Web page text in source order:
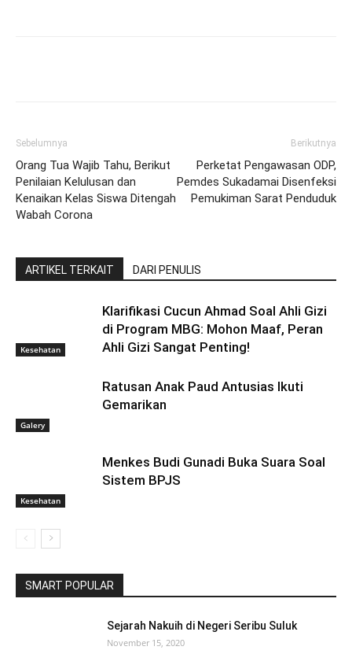
Sebelumnya
Orang Tua Wajib Tahu, Berikut
Penilaian Kelulusan dan
Kenaikan Kelas Siswa Ditengah
Wabah Corona
Berikutnya
Perketat Pengawasan ODP,
Pemdes Sukadamai Disenfeksi
Pemukiman Sarat Penduduk
ARTIKEL TERKAIT DARI PENULIS
Kesehatan
Klarifikasi Cucun Ahmad Soal Ahli Gizi
di Program MBG: Mohon Maaf, Peran
Ahli Gizi Sangat Penting!
Galery
Ratusan Anak Paud Antusias Ikuti
Gemarikan
Kesehatan
Menkes Budi Gunadi Buka Suara Soal
Sistem BPJS
SMART POPULAR
Sejarah Nakuih di Negeri Seribu Suluk
November 15, 2020